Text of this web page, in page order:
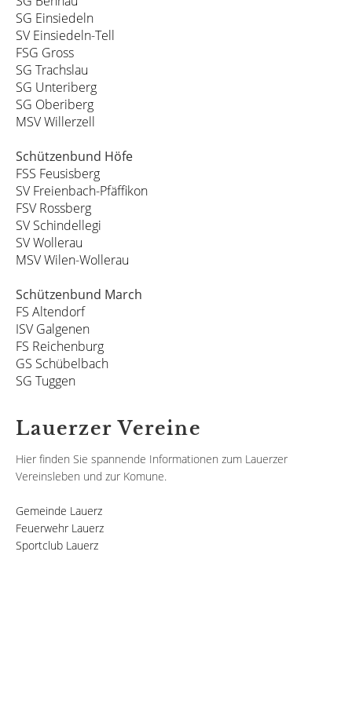
SG Einsiedeln
SV Einsiedeln-Tell
FSG Gross
SG Trachslau
SG Unteriberg
SG Oberiberg
MSV Willerzell
Schützenbund Höfe
FSS Feusisberg
SV Freienbach-Pfäffikon
FSV Rossberg
SV Schindellegi
SV Wollerau
MSV Wilen-Wollerau
Schützenbund March
FS Altendorf
ISV Galgenen
FS Reichenburg
GS Schübelbach
SG Tuggen
Lauerzer Vereine
Hier finden Sie spannende Informationen zum Lauerzer
Vereinsleben und zur Komune.
Gemeinde Lauerz
Feuerwehr Lauerz
Sportclub Lauerz